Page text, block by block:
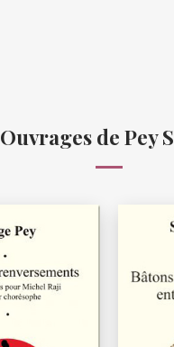
Ouvrages de Pey